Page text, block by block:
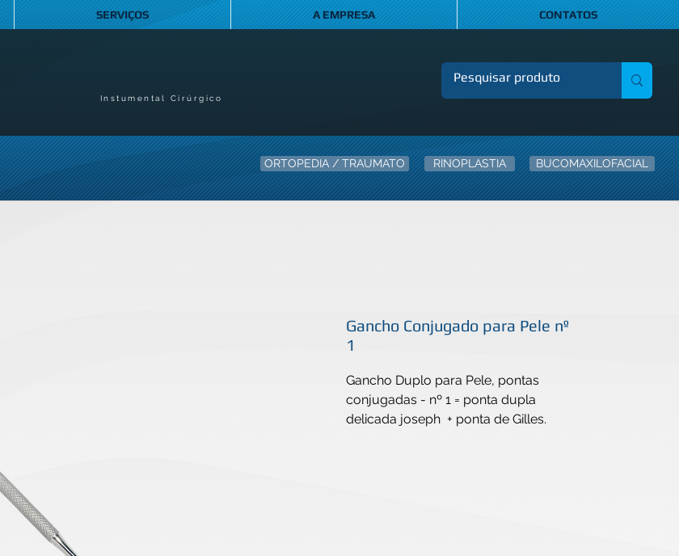
SERVIÇOS A EMPRESA CONTATOS
Instumental Cirúrgico
ORTOPEDIA / TRAUMATO RINOPLASTIA BUCOMAXILOFACIAL
Gancho Conjugado para Pele nº
1
Gancho Duplo para Pele, pontas
conjugadas - nº 1 = ponta dupla
delicada joseph + ponta de Gilles.